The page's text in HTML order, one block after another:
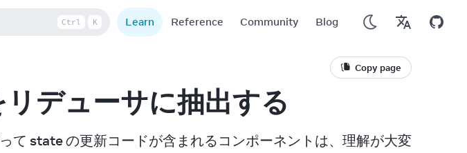
Ctrl K Learn Reference Community Blog
Copy page
デューサに抽出する
て state の更新コードが含まれるコンポーネントは、理解が大変